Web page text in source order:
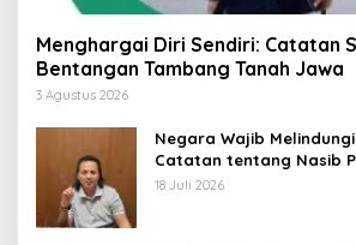
Menghargai Diri Sendiri: Catatan
Bentangan Tambang Tanah Jawa
3 Agustus 2026
Negara Wajib
Catatan tentang Nasib
Belerang Kawah Ijen
18 Juli 2026